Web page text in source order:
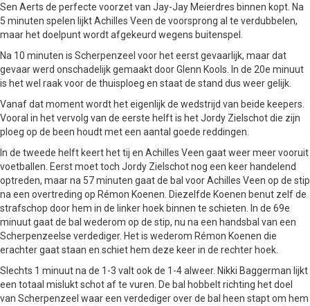
Sen Aerts de perfecte voorzet van Jay-Jay Meierdres binnen kopt. Na
5 minuten spelen lijkt Achilles Veen de voorsprong al te verdubbelen,
maar het doelpunt wordt afgekeurd wegens buitenspel.
Na 10 minuten is Scherpenzeel voor het eerst gevaarlijk, maar dat
gevaar werd onschadelijk gemaakt door Glenn Kools. In de 20e minuut
is het wel raak voor de thuisploeg en staat de stand dus weer gelijk.
Vanaf dat moment wordt het eigenlijk de wedstrijd van beide keepers.
Vooral in het vervolg van de eerste helft is het Jordy Zielschot die zijn
ploeg op de been houdt met een aantal goede reddingen.
In de tweede helft keert het tij en Achilles Veen gaat weer meer vooruit
voetballen. Eerst moet toch Jordy Zielschot nog een keer handelend
optreden, maar na 57 minuten gaat de bal voor Achilles Veen op de stip
na een overtreding op Rémon Koenen. Diezelfde Koenen benut zelf de
strafschop door hem in de linker hoek binnen te schieten. In de 69e
minuut gaat de bal wederom op de stip, nu na een handsbal van een
Scherpenzeelse verdediger. Het is wederom Rémon Koenen die
erachter gaat staan en schiet hem deze keer in de rechter hoek.
Slechts 1 minuut na de 1-3 valt ook de 1-4 alweer. Nikki Baggerman lijkt
een totaal mislukt schot af te vuren. De bal hobbelt richting het doel
van Scherpenzeel waar een verdediger over de bal heen stapt om hem